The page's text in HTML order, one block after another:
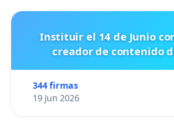
Instituir el 14 de Junio
creador de contenido
344 firmas
19 Jun 2026